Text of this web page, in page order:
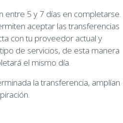
entre 5 y 7 días en completarse.
aceptar las transferencias
con tu proveedor actual y
de servicios, de esta manera
el mismo día.
la transferencia, amplían